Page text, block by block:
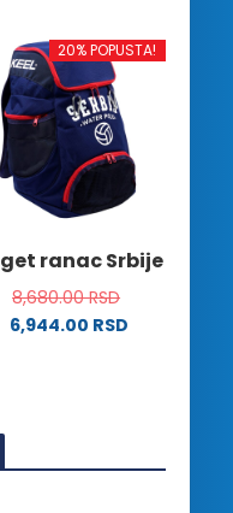
više
varijanti.
Opcije
mogu
biti
izabrane
na
proizvoda.
20% POPUSTA!
ranac Srbije
8,680.00RSD
6,944.00 RSD